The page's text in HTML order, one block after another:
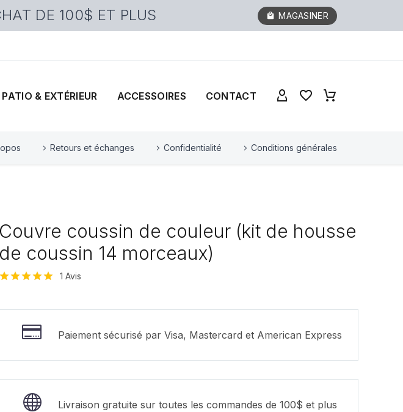
DE 100$ ET PLUS MAGASINER
PATIO & EXTÉRIEUR ACCESSOIRES CONTACT
Retours et échanges Confidentialité Conditions générales
Couvre coussin de couleur (kit de housse
de coussin 14 morceaux)
client
1 Avis
Paiement sécurisé par Visa, Mastercard et American Express
Livraison gratuite sur toutes les commandes de 100$ et plus